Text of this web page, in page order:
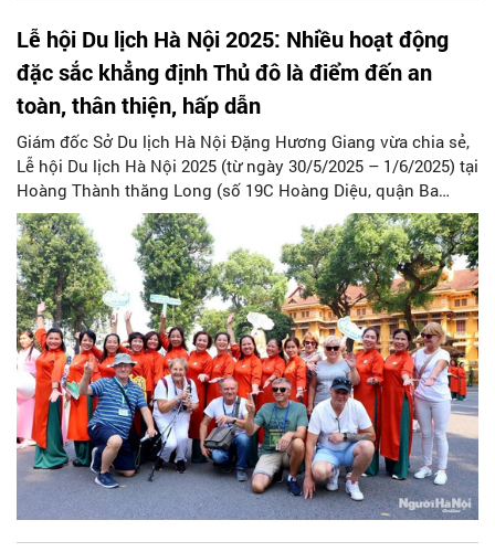
triển bền vững”.
Lễ hội Du lịch Hà Nội 2025: Nhiều hoạt động
đặc sắc khẳng định Thủ đô là điểm đến an
toàn, thân thiện, hấp dẫn
Giám đốc Sở Du lịch Hà Nội Đặng Hương Giang vừa chia sẻ,
Lễ hội Du lịch Hà Nội 2025 (từ ngày 30/5/2025 – 1/6/2025) tại
Hoàng Thành thăng Long (số 19C Hoàng Diệu, quận Ba
Đình) là hoạt động quan trọng của Thành phố, với rất nhiều
hoạt động đặc sắc tiếp tục khẳng định Hà Nội là điểm đến
“An toàn - Thân thiện - Chất lượng - Hấp dẫn”.